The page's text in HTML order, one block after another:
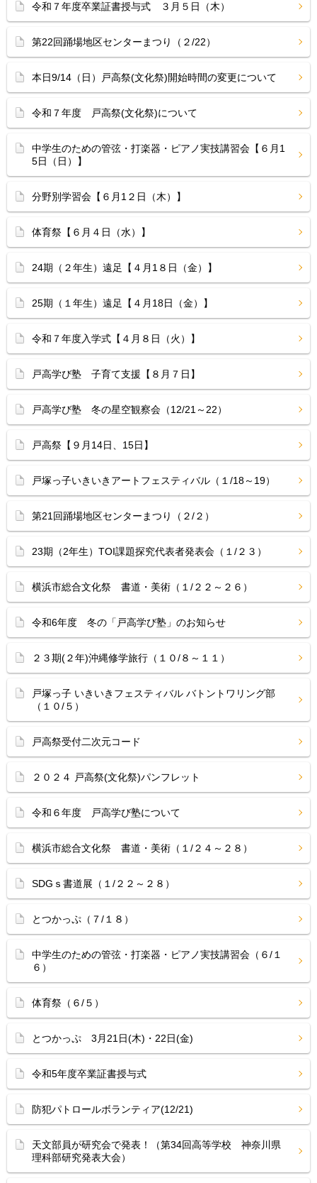
令和７年度卒業証書授与式 ３月５日（木）
第22回踊場地区センターまつり（２/22）
本日9/14（日）戸高祭(文化祭)開始時間の変更について
令和７年度 戸高祭(文化祭)について
中学生のための管弦・打楽器・ピアノ実技講習会【６月1
5日（日）】
分野別学習会【６月1２日（木）】
体育祭【６月４日（水）】
24期（２年生）遠足【４月1８日（金）】
25期（１年生）遠足【４月18日（金）】
令和７年度入学式【４月８日（火）】
戸高学び塾 子育て支援【８月７日】
戸高学び塾 冬の星空観察会（12/21～22）
戸高祭【９月14日、15日】
戸塚っ子いきいきアートフェスティバル（１/18～19）
第21回踊場地区センターまつり（２/２）
23期（2年生）TOI課題探究代表者発表会（１/２３）
横浜市総合文化祭 書道・美術（１/２２～２６）
令和6年度 冬の「戸高学び塾」のお知らせ
２３期(２年)沖縄修学旅行（１０/８～１１）
戸塚っ子 いきいきフェスティバル バトントワリング部
（１０/５）
戸高祭受付二次元コード
２０２４ 戸高祭(文化祭)パンフレット
令和６年度 戸高学び塾について
横浜市総合文化祭 書道・美術（１/２４～２８）
SDGｓ書道展（１/２２～２８）
とつかっぷ（７/１８）
中学生のための管弦・打楽器・ピアノ実技講習会（６/１
６）
体育祭（６/５）
とつかっぷ 3月21日(木)・22日(金)
令和5年度卒業証書授与式
防犯パトロールボランティア(12/21)
天文部員が研究会で発表！（第34回高等学校 神奈川県
理科部研究発表大会）